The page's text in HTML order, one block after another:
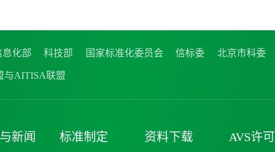
化部 科技部 国家标准化委员会 信标委 北京市科委
与AITISA联盟
新闻 标准制定 资料下载 AVS许可